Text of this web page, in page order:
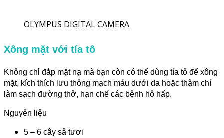
OLYMPUS DIGITAL CAMERA
Xông mặt với tía tô
Không chỉ đắp mặt nạ mà bạn còn có thể dùng tía tô để xông
mặt, kích thích lưu thông mạch máu dưới da hoặc thậm chí
làm sạch đường thở, hạn chế các bệnh hô hấp.
Nguyên liệu
5 – 6 cây sả tươi